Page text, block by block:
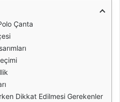
Çanta
Dikkat Edilmesi Gerekenler